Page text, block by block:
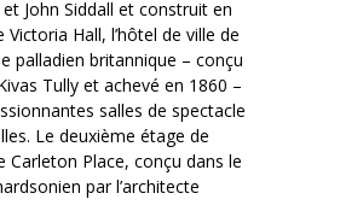
John Siddall et construit en
Victoria Hall, l’hôtel de ville de
palladien britannique – conçu
Tully et achevé en 1860 –
salles de spectacle
Le deuxième étage de
Carleton Place, conçu dans le
par l’architecte